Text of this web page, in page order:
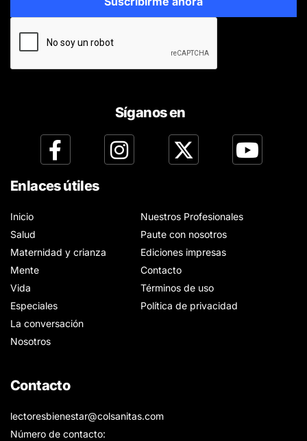
Síganos en
Enlaces útiles
Inicio
Salud
Maternidad y crianza
Mente
Vida
Especiales
La conversación
Nosotros
Nuestros Profesionales
Paute con nosotros
Ediciones impresas
Contacto
Términos de uso
Política de privacidad
Contacto
lectoresbienestar@colsanitas.com
Número de contacto: